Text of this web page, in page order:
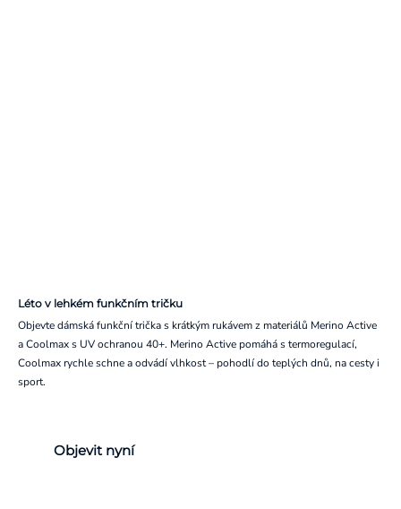
Léto v lehkém funkčním tričku
Objevte dámská funkční trička s krátkým rukávem z materiálů Merino Active
a Coolmax s UV ochranou 40+. Merino Active pomáhá s termoregulací,
Coolmax rychle schne a odvádí vlhkost – pohodlí do teplých dnů, na cesty i
sport.
Objevit nyní